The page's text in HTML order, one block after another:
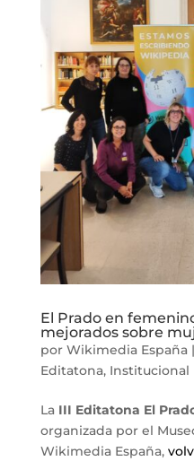
El Prado en
mejorados sobre
por Wikimedia España|
Editatona, Institucional
La III Editatona El
organizada por el
Wikimedia España,